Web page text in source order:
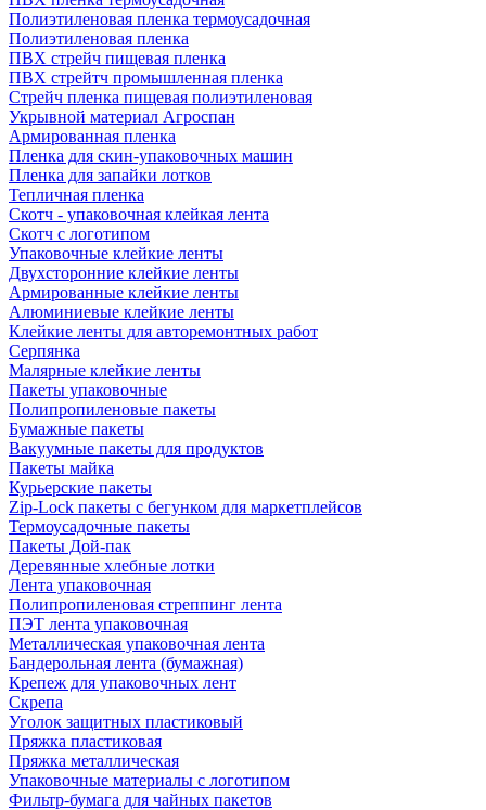
Полиэтиленовая пленка термоусадочная
Полиэтиленовая пленка
ПВХ стрейч пищевая пленка
ПВХ стрейтч промышленная пленка
Стрейч пленка пищевая полиэтиленовая
Укрывной материал Агроспан
Армированная пленка
Пленка для скин-упаковочных машин
Пленка для запайки лотков
Тепличная пленка
Скотч - упаковочная клейкая лента
Скотч с логотипом
Упаковочные клейкие ленты
Двухсторонние клейкие ленты
Армированные клейкие ленты
Алюминиевые клейкие ленты
Клейкие ленты для авторемонтных работ
Серпянка
Малярные клейкие ленты
Пакеты упаковочные
Полипропиленовые пакеты
Бумажные пакеты
Вакуумные пакеты для продуктов
Пакеты майка
Курьерские пакеты
Zip-Lock пакеты с бегунком для маркетплейсов
Термоусадочные пакеты
Пакеты Дой-пак
Деревянные хлебные лотки
Лента упаковочная
Полипропиленовая стреппинг лента
ПЭТ лента упаковочная
Металлическая упаковочная лента
Бандерольная лента (бумажная)
Крепеж для упаковочных лент
Скрепа
Уголок защитных пластиковый
Пряжка пластиковая
Пряжка металлическая
Упаковочные материалы с логотипом
Фильтр-бумага для чайных пакетов